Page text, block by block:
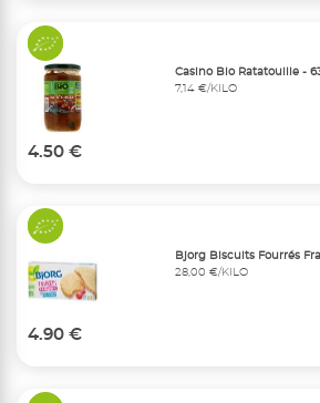
Casino Bio Ratatouille -
7,14 €/KILO
4.50 €
Bjorg Biscuits Fourrés
28,00 €/KILO
4.90 €